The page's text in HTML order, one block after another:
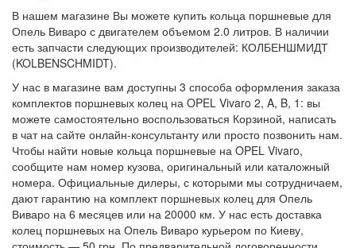
В нашем магазине Вы можете купить кольца поршневые для
Опель Виваро с двигателем объемом 2.0 литров. В наличии
есть запчасти следующих производителей: КОЛБЕНШМИДТ
(KOLBENSCHMIDT).
У нас в магазине вам доступны 3 способа оформления заказа
комплектов поршневых колец на OPEL Vivaro 2, A, B, 1: вы
можете самостоятельно воспользоваться Корзиной, написать
в чат на сайте онлайн-консультанту или просто позвонить нам.
Чтобы найти новые кольца поршневые на OPEL Vivaro,
сообщите нам номер кузова, оригинальный или каталожный
номера. Официальные дилеры, с которыми мы сотрудничаем,
дают гарантию на комплект поршневых колец для Опель
Виваро на 6 месяцев или на 20000 км. У нас есть доставка
колец поршневых на Опель Виваро курьером по Киеву,